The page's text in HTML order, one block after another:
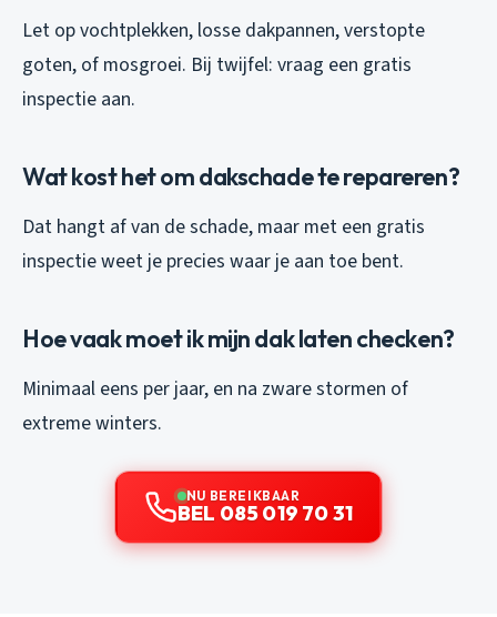
Let op vochtplekken, losse dakpannen, verstopte
goten, of mosgroei. Bij twijfel: vraag een gratis
inspectie aan.
Wat kost het om dakschade te repareren?
Dat hangt af van de schade, maar met een gratis
inspectie weet je precies waar je aan toe bent.
Hoe vaak moet ik mijn dak laten checken?
Minimaal eens per jaar, en na zware stormen of
extreme winters.
NU BEREIKBAAR
BEL 085 019 70 31